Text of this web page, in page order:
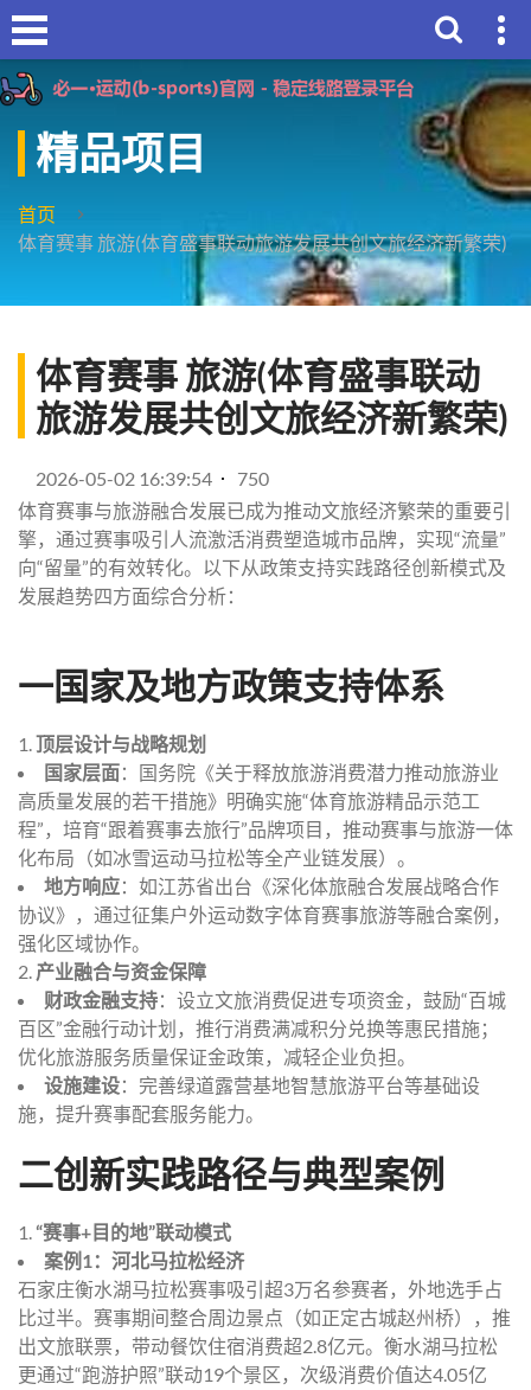
精品项目
首页
体育赛事 旅游(体育盛事联动旅游发展共创文旅经济新繁荣)
体育赛事 旅游(体育盛事联动
旅游发展共创文旅经济新繁荣)
2026-05-02 16:39:54
750
体育赛事与旅游融合发展已成为推动文旅经济繁荣的重要引
擎，通过赛事吸引人流激活消费塑造城市品牌，实现“流量”
向“留量”的有效转化。以下从政策支持实践路径创新模式及
发展趋势四方面综合分析：
一国家及地方政策支持体系
1.顶层设计与战略规划
国家层面：国务院《关于释放旅游消费潜力推动旅游业
高质量发展的若干措施》明确实施“体育旅游精品示范工
程”，培育“跟着赛事去旅行”品牌项目，推动赛事与旅游一体
化布局（如冰雪运动马拉松等全产业链发展）。
地方响应：如江苏省出台《深化体旅融合发展战略合作
协议》，通过征集户外运动数字体育赛事旅游等融合案例，
强化区域协作。
2. 产业融合与资金保障
财政金融支持：设立文旅消费促进专项资金，鼓励“百城
百区”金融行动计划，推行消费满减积分兑换等惠民措施；
优化旅游服务质量保证金政策，减轻企业负担。
设施建设：完善绿道露营基地智慧旅游平台等基础设
施，提升赛事配套服务能力。
二创新实践路径与典型案例
1.“赛事+目的地”联动模式
案例1：河北马拉松经济
石家庄衡水湖马拉松赛事吸引超3万名参赛者，外地选手占
比过半。赛事期间整合周边景点（如正定古城赵州桥），推
出文旅联票，带动餐饮住宿消费超2.8亿元。衡水湖马拉松
更通过“跑游护照”联动19个景区，次级消费价值达4.05亿